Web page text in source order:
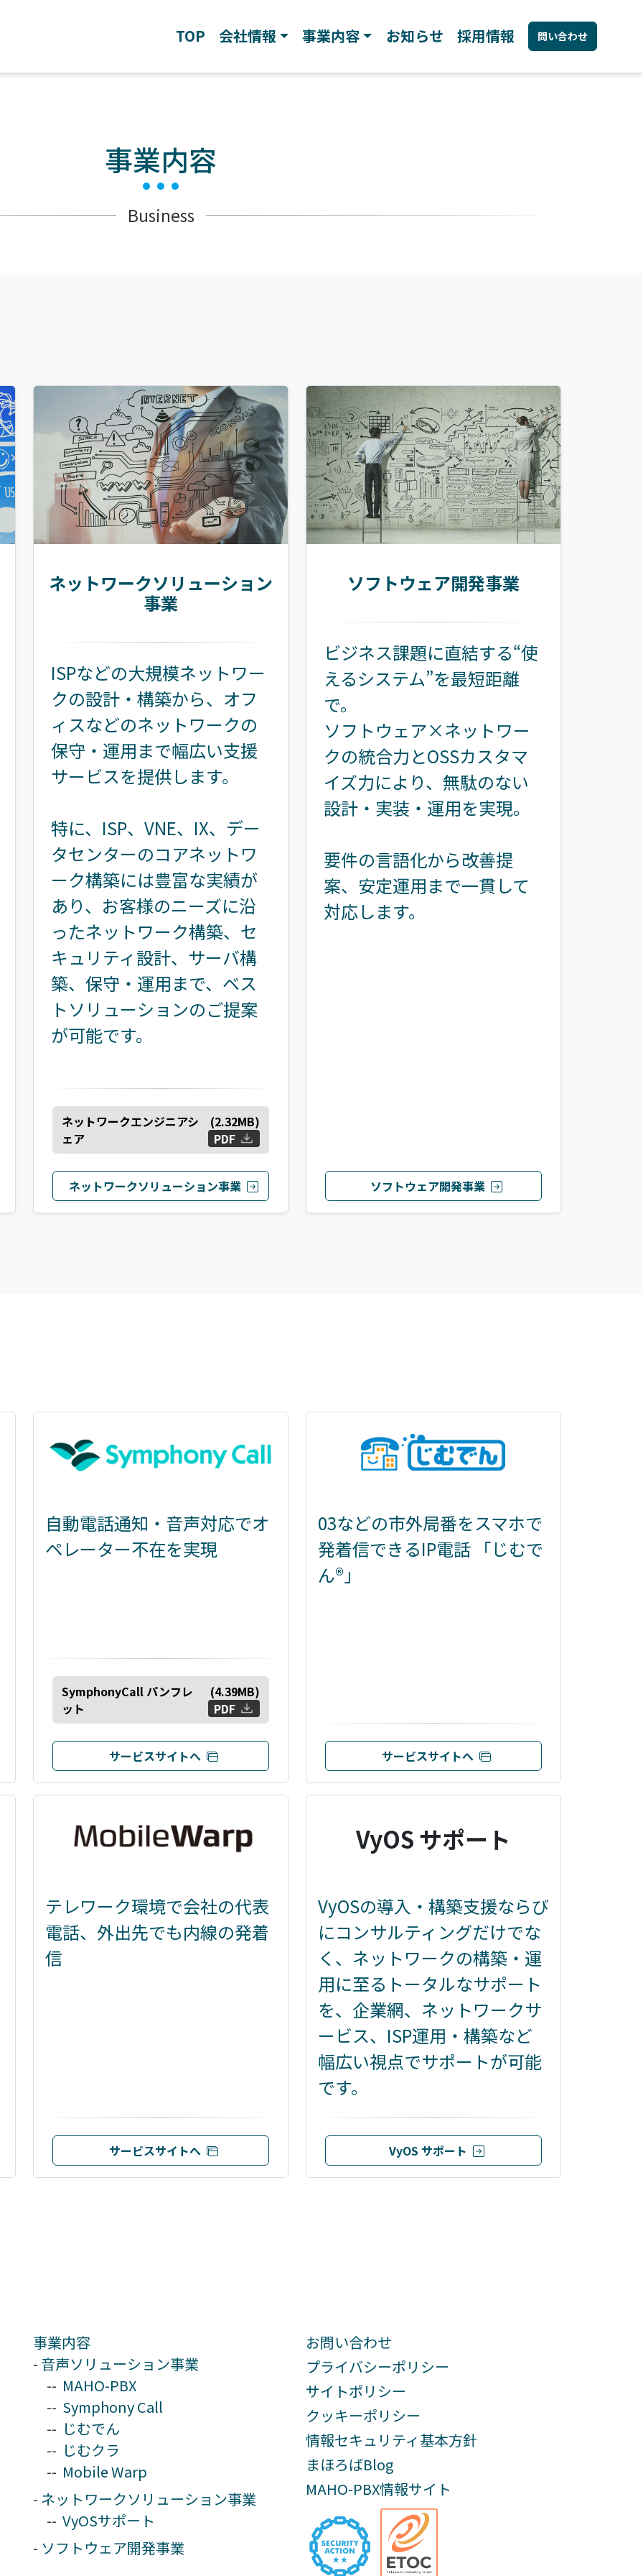
TOP 会社情報 事業内容 お知らせ 採用情報 問い合わせ
事業内容
Business
ネットワークソリューション
事業
ISPなどの大規模ネットワー
クの設計・構築から、オフ
ィスなどのネットワークの
保守・運用まで幅広い支援
サービスを提供します。
特に、ISP、VNE、IX、デー
タセンターのコアネットワ
ーク構築には豊富な実績が
あり、お客様のニーズに沿
ったネットワーク構築、セ
キュリティ設計、サーバ構
築、保守・運用まで、ベス
トソリューションのご提案
が可能です。
ネットワークエンジニアシ
ェア
(2.32MB)
PDF
ネットワークソリューション事業
ソフトウェア開発事業
ビジネス課題に直結する“使
えるシステム”を最短距離
で。
ソフトウェア×ネットワー
クの統合力とOSSカスタマ
イズ力により、無駄のない
設計・実装・運用を実現。
要件の言語化から改善提
案、安定運用まで一貫して
対応します。
ソフトウェア開発事業
自動電話通知・音声対応でオ
ペレーター不在を実現
SymphonyCall パンフレ
ット
(4.39MB)
PDF
サービスサイトへ
03などの市外局番をスマホで
発着信できるIP電話 「じむで
ん®」
サービスサイトへ
テレワーク環境で会社の代表
電話、外出先でも内線の発着
信
サービスサイトへ
VyOS サポート
VyOSの導入・構築支援ならび
にコンサルティングだけでな
く、ネットワークの構築・運
用に至るトータルなサポート
を、企業網、ネットワークサ
ービス、ISP運用・構築など
幅広い視点でサポートが可能
です。
VyOS サポート
事業内容
音声ソリューション事業
MAHO-PBX
Symphony Call
じむでん
じむクラ
Mobile Warp
ネットワークソリューション事業
VyOSサポート
ソフトウェア開発事業
お問い合わせ
プライバシーポリシー
サイトポリシー
クッキーポリシー
情報セキュリティ基本方針
まほろばBlog
MAHO-PBX情報サイト